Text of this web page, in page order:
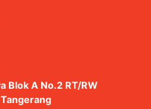
Blok A No.2 RT/RW